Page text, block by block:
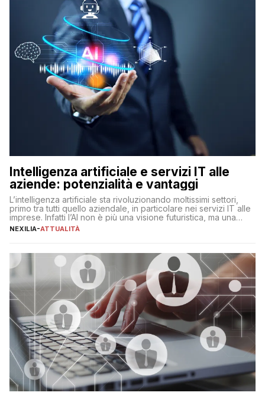
Intelligenza artificiale e servizi IT alle
aziende: potenzialità e vantaggi
L’intelligenza artificiale sta rivoluzionando moltissimi settori,
primo tra tutti quello aziendale, in particolare nei servizi IT alle
imprese. Infatti l’AI non è più una visione futuristica, ma una
realtà operativa che sta portando a un cambio significativo in
operazioni, bensì comporta […]
NEXILIA-ATTUALITÀ